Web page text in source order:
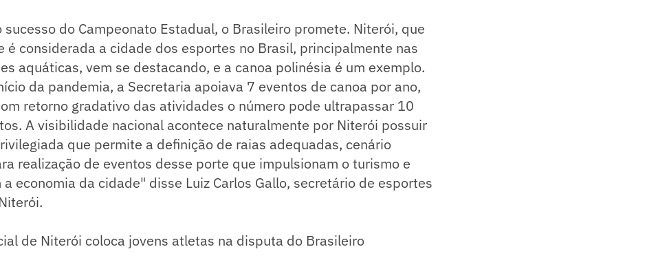
sucesso do Campeonato Estadual, o Brasileiro promete. Niterói, que
é considerada a cidade dos esportes no Brasil, principalmente nas
aquáticas, vem se destacando, e a canoa polinésia é um exemplo.
da pandemia, a Secretaria apoiava 7 eventos de canoa por ano,
retorno gradativo das atividades o número pode ultrapassar 10
A visibilidade nacional acontece naturalmente por Niterói possuir
que permite a definição de raias adequadas, cenário
realização de eventos desse porte que impulsionam o turismo e
a economia da cidade" disse Luiz Carlos Gallo, secretário de esportes
de Niterói coloca jovens atletas na disputa do Brasileiro